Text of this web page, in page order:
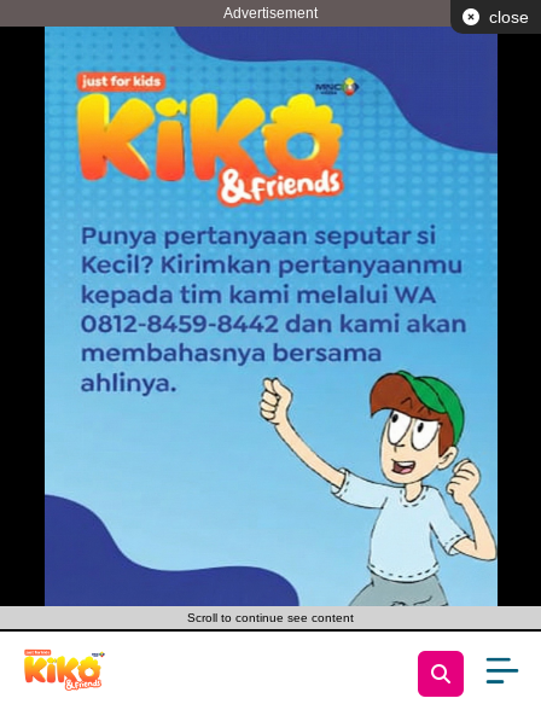
Advertisement close
Scroll to continue see content